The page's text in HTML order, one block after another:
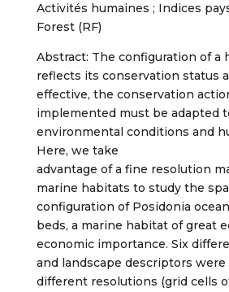
Activités humaines ; Indices
Forest (RF)
Abstract: The configuration of a
reflects its conservation status
effective, the conservation
implemented must be adapted
environmental conditions and
Here, we take
advantage of a fine resolution
marine habitats to study the
configuration of Posidonia
beds, a marine habitat of great
economic importance. Six
and landscape descriptors were
different resolutions (grid cells